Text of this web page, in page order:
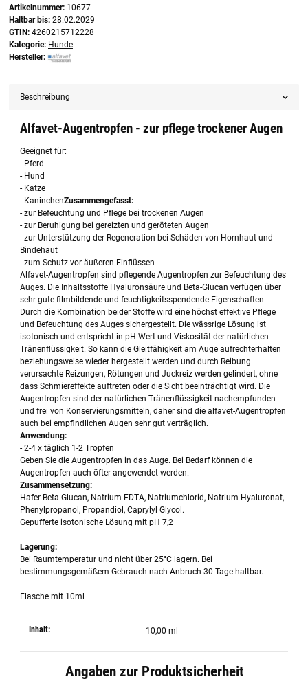
Artikelnummer: 10677
Haltbar bis: 28.02.2029
GTIN: 4260215712228
Kategorie: Hunde
Hersteller:
Beschreibung
Alfavet-Augentropfen - zur pflege trockener Augen
Geeignet für:
- Pferd
- Hund
- Katze
- KaninchenZusammengefasst:
- zur Befeuchtung und Pflege bei trockenen Augen
- zur Beruhigung bei gereizten und geröteten Augen
- zur Unterstützung der Regeneration bei Schäden von Hornhaut und
Bindehaut
- zum Schutz vor äußeren Einflüssen
Alfavet-Augentropfen sind pflegende Augentropfen zur Befeuchtung des
Auges. Die Inhaltsstoffe Hyaluronsäure und Beta-Glucan verfügen über
sehr gute filmbildende und feuchtigkeitsspendende Eigenschaften.
Durch die Kombination beider Stoffe wird eine höchst effektive Pflege
und Befeuchtung des Auges sichergestellt. Die wässrige Lösung ist
isotonisch und entspricht in pH-Wert und Viskosität der natürlichen
Tränenflüssigkeit. So kann die Gleitfähigkeit am Auge aufrechterhalten
beziehungsweise wieder hergestellt werden und durch Reibung
verursachte Reizungen, Rötungen und Juckreiz werden gelindert, ohne
dass Schmiereffekte auftreten oder die Sicht beeinträchtigt wird. Die
Augentropfen sind der natürlichen Tränenflüssigkeit nachempfunden
und frei von Konservierungsmitteln, daher sind die alfavet-Augentropfen
auch bei empfindlichen Augen sehr gut verträglich.
Anwendung:
- 2-4 x täglich 1-2 Tropfen
Geben Sie die Augentropfen in das Auge. Bei Bedarf können die
Augentropfen auch öfter angewendet werden.
Zusammensetzung:
Hafer-Beta-Glucan, Natrium-EDTA, Natriumchlorid, Natrium-Hyaluronat,
Phenylpropanol, Propandiol, Caprylyl Glycol.
Gepufferte isotonische Lösung mit pH 7,2
Lagerung:
Bei Raumtemperatur und nicht über 25°C lagern. Bei
bestimmungsgemäßem Gebrauch nach Anbruch 30 Tage haltbar.
Flasche mit 10ml
Inhalt: 10,00 ml
Angaben zur Produktsicherheit